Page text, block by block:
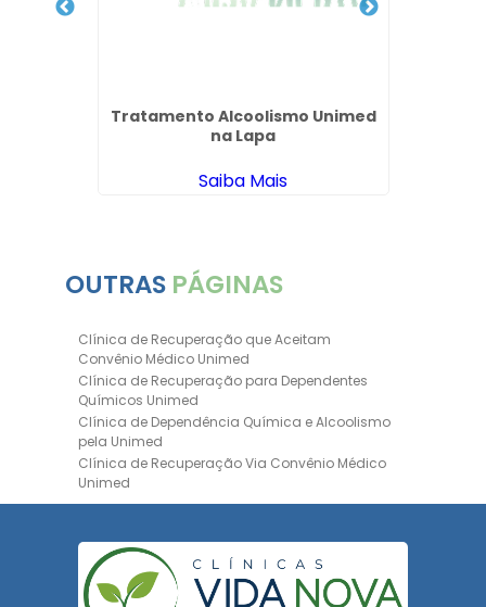
Tratamento Alcoolismo Unimed
na Lapa
Saiba Mais
OUTRAS PÁGINAS
Clínica de Recuperação que Aceitam
Convênio Médico Unimed
Clínica de Recuperação para Dependentes
Químicos Unimed
Clínica de Dependência Química e Alcoolismo
pela Unimed
Clínica de Recuperação Via Convênio Médico
Unimed
Clínica de Recuperação Convênio Bradesco
Bradesco Saúde
Hospital Psiquiátrico para Dependentes
Químicos Unimed